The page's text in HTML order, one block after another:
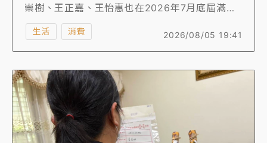
崇樹、王正嘉、王怡惠也在2026年7月底屆滿，
處於「團滅」慘況，近日就有民眾發生日本購買
的藍芽喇叭寄回台，卻因為NCC沒大人，無法核
發進口許可證，卡在海關，針對外界強烈關注的
關首長及代理人，進口核准函無法發出，但
iphone18在先前已完成審驗，廠商直接以型式認
證審驗資料通關，暫不受影響，8月1日起才開始
辦進口送審就只能先收件，但若持續缺員，
iphone19可能就沒法進口上市。
2026/08/05 19:41
生活 消費